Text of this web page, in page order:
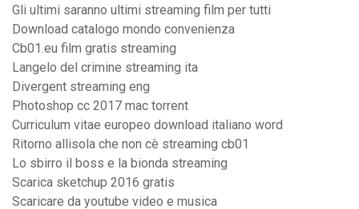
Gli ultimi saranno ultimi streaming film per tutti
Download catalogo mondo convenienza
Cb01.eu film gratis streaming
Langelo del crimine streaming ita
Divergent streaming eng
Photoshop cc 2017 mac torrent
Curriculum vitae europeo download italiano word
Ritorno allisola che non cè streaming cb01
Lo sbirro il boss e la bionda streaming
Scarica sketchup 2016 gratis
Scaricare da youtube video e musica